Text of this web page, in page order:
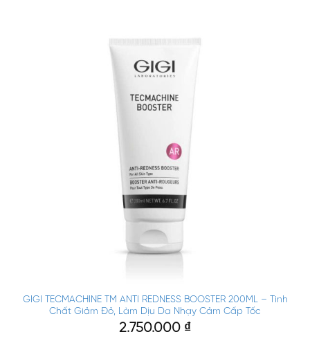
GIGI TECMACHINE TM ANTI REDNESS BOOSTER 200ML – Tinh
Chất Giảm Đỏ, Làm Dịu Da Nhạy Cảm Cấp Tốc
2.750.000 ₫